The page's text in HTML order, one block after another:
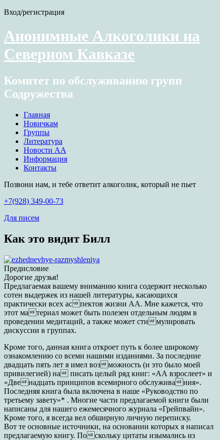
Вход/регистрация
Анонимные Алкоголики на
Северном Кавказе
Комитет по обслуживанию групп
Содружества
Главная
Новичкам
Группы
Литература
Новости АА
Информация
Контакты
Позвони нам, и тебе ответит алкоголик, который не пьет
+7(928) 349-00-73
Для писем
Как это видит Билл
Предисловие
Дорогие друзья!
Предлагаемая вашему вниманию книга содержит несколько
сотен выдержек из нашей литературы, касающихся
практически всех аспектов жизни АА. Мне кажется, что
этот материал может быть полезен отдельным людям в
проведении медитаций, а также может стимулировать
дискуссии в группах.
Кроме того, данная книга откроет путь к более широкому
ознакомлению со всеми нашими изданиями. За последние
двадцать пять лет я имел возможность (и это было моей
привилегией) на писать целый ряд книг: «АА взрослеет» и
«Двенадцать принципов всемирного обслуживания».
Последняя книга была включена в наше «Руководство по
третьему завету»* . Многие части предлагаемой книги были
написаны для нашего ежемесячного журнала «Грейпвайн».
Кроме того, я всегда вел обширную личную переписку.
Вот те основные источники, на основании которых я написал
предлагаемую книгу. Поскольку цитаты изымались из